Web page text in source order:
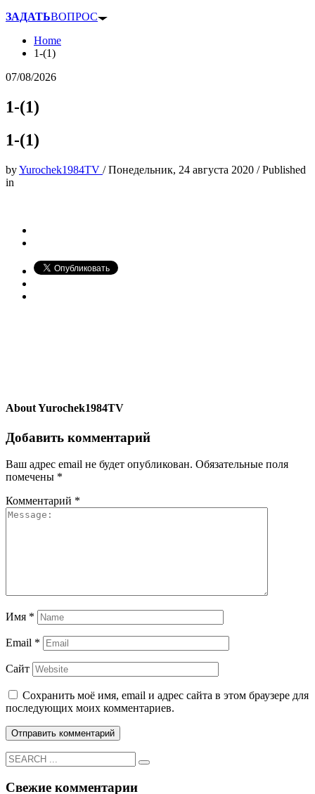
ЗАДАТЬВОПРОС
Home
1-(1)
07/08/2026
1-(1)
1-(1)
byYurochek1984TV /Понедельник, 24 августа 2020 /Published
in
AboutYurochek1984TV
Добавить комментарий
Ваш адрес email не будет опубликован. Обязательные поля
помечены *
Комментарий *
Имя *
Email *
Сайт
Сохранить моё имя, email и адрес сайта в этом браузере для
последующих моих комментариев.
Свежие комментарии